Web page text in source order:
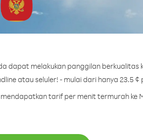
dapat melakukan panggilan berkualitas
atau seluler! - mulai dari hanya 23.5 ¢
tarif per menit termurah ke